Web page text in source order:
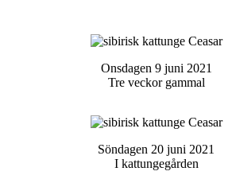
Onsdagen 9 juni 2021
Tre veckor gammal
Söndagen 20 juni 2021
I kattungegården